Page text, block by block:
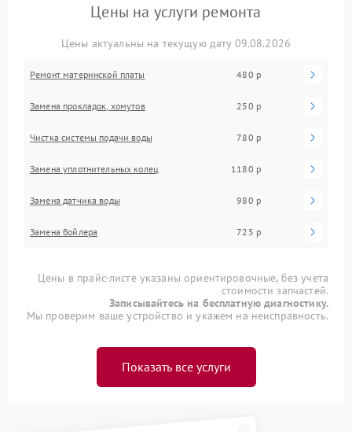
Цены на услуги ремонта
Цены актуальны на текущую дату 09.08.2026
Ремонт материнской платы 480 р
Замена прокладок, хомутов 250 р
Чистка системы подачи воды 780 р
Замена уплотнительных колец 1180 р
Замена датчика воды 980 р
Замена бойлера 725 р
Цены в прайс-листе указаны ориентировочные, без учета
стоимости запчастей.
Записывайтесь на бесплатную диагностику.
Мы проверим ваше устройство и укажем на неисправность.
Показать все услуги